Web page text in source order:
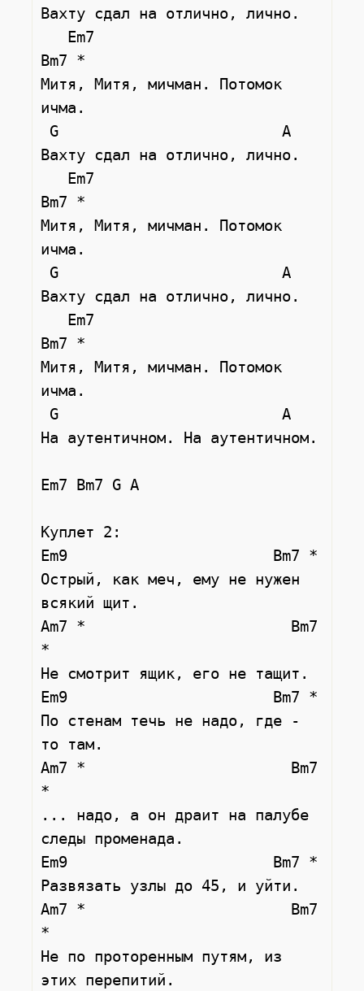
Вахту сдал на отлично, лично.
Bm7 *
Митя, Митя, мичман. Потомок
ичма.
Вахту сдал на отлично, лично.
Bm7 *
Митя, Митя, мичман. Потомок
ичма.
Вахту сдал на отлично, лично.
Bm7 *
Митя, Митя, мичман. Потомок
ичма.
На аутентичном. На аутентичном.
Em7 Bm7 G A
Куплет 2:
Em9                       Bm7 *
Острый, как меч, ему не нужен
всякий щит.
Am7 *                       Bm7
*
Не смотрит ящик, его не тащит.
Em9                       Bm7 *
По стенам течь не надо, где -
то там.
Am7 *                       Bm7
*
... надо, а он драит на палубе
следы променада.
Em9                       Bm7 *
Развязать узлы до 45, и уйти.
Am7 *                       Bm7
*
Не по проторенным путям, из
этих перепитий.